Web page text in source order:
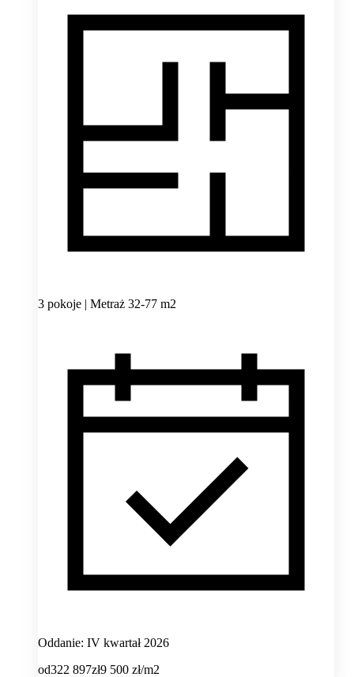
3 pokoje | Metraż 32-77 m2
Oddanie: IV kwartał 2026
od322 897zł9 500 zł/m2